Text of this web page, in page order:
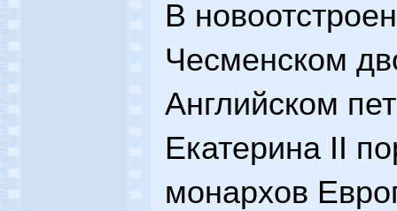
В
Чесменском
Английском
Екатерина II
монархов